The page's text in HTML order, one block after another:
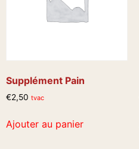
Supplément Pain
€2,50 tvac
Ajouter au panier